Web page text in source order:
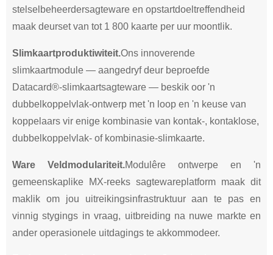
stelselbeheerdersagteware en opstartdoeltreffendheid
maak deurset van tot 1 800 kaarte per uur moontlik.
Slimkaartproduktiwiteit.Ons innoverende
slimkaartmodule — aangedryf deur beproefde
Datacard®-slimkaartsagteware — beskik oor 'n
dubbelkoppelvlak-ontwerp met 'n loop en 'n keuse van
koppelaars vir enige kombinasie van kontak-, kontaklose,
dubbelkoppelvlak- of kombinasie-slimkaarte.
Ware Veldmodulariteit.Modulêre ontwerpe en 'n
gemeenskaplike MX-reeks sagtewareplatform maak dit
maklik om jou uitreikingsinfrastruktuur aan te pas en
vinnig stygings in vraag, uitbreiding na nuwe markte en
ander operasionele uitdagings te akkommodeer.